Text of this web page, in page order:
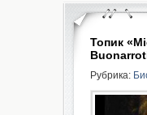
Топик
Рубрика: